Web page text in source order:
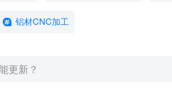
铝材CNC加工
更新？